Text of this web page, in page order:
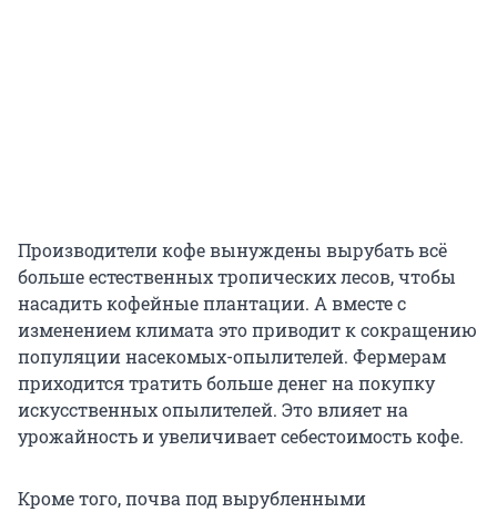
Производители кофе вынуждены вырубать всё
больше естественных тропических лесов, чтобы
насадить кофейные плантации. А вместе с
изменением климата это приводит к сокращению
популяции насекомых-опылителей. Фермерам
приходится тратить больше денег на покупку
искусственных опылителей. Это влияет на
урожайность и увеличивает себестоимость кофе.
Кроме того, почва под вырубленными